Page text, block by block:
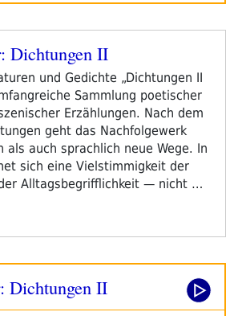
Dichtungen II
und Gedichte „Dichtungen II
Sammlung poetischer
Erzählungen. Nach dem
geht das Nachfolgewerk
als auch sprachlich neue Wege. In
sich eine Vielstimmigkeit der
Alltagsbegrifflichkeit — nicht …
Dichtungen II